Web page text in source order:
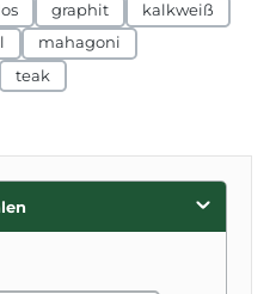
graphit
kalkweiß
mahagoni
teak